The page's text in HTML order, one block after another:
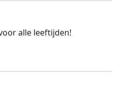
alle leeftijden!